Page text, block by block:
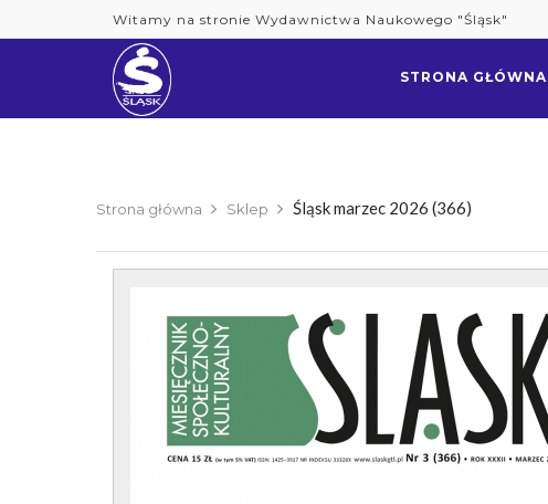
to
Witamy na stronie Wydawnictwa Naukowego "Śląsk"
STRONA GŁÓWNA
Strona główna Sklep Śląsk marzec 2026 (366)